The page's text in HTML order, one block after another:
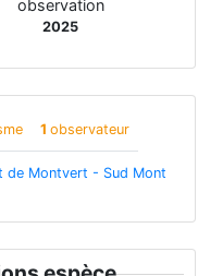
observation
2025
1 observateur
de Montvert - Sud Mont